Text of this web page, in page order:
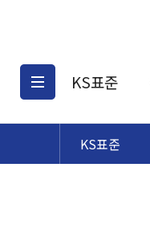
KS표준
KS표준검색
해외표준검색
KS표준